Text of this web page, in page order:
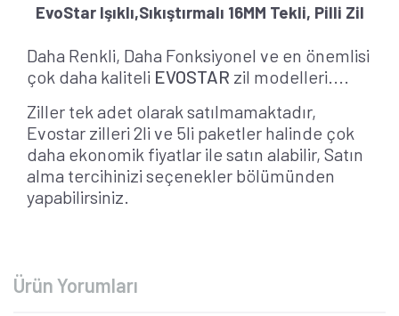
EvoStar Işıklı,Sıkıştırmalı 16MM Tekli, Pilli Zil
Daha Renkli, Daha Fonksiyonel ve en önemlisi
çok daha kaliteli EVOSTAR zil modelleri....
Ziller tek adet olarak satılmamaktadır,
Evostar zilleri 2li ve 5li paketler halinde çok
daha ekonomik fiyatlar ile satın alabilir, Satın
alma tercihinizi seçenekler bölümünden
yapabilirsiniz.
Ürün Yorumları